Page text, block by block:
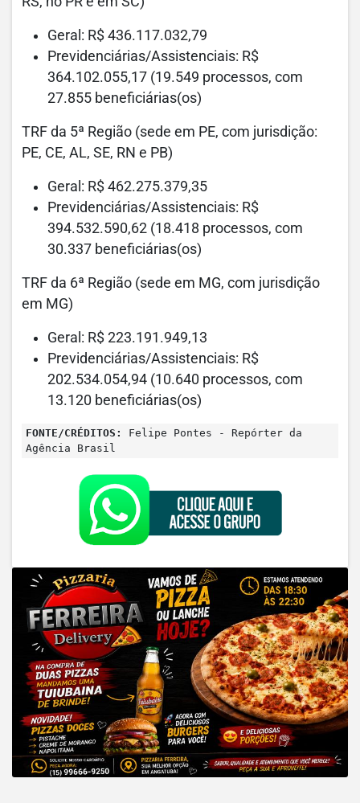
Geral: R$ 436.117.032,79
Previdenciárias/Assistenciais: R$
364.102.055,17 (19.549 processos, com
27.855 beneficiárias(os)
TRF da 5ª Região (sede em PE, com jurisdição:
PE, CE, AL, SE, RN e PB)
Geral: R$ 462.275.379,35
Previdenciárias/Assistenciais: R$
394.532.590,62 (18.418 processos, com
30.337 beneficiárias(os)
TRF da 6ª Região (sede em MG, com jurisdição
em MG)
Geral: R$ 223.191.949,13
Previdenciárias/Assistenciais: R$
202.534.054,94 (10.640 processos, com
13.120 beneficiárias(os)
FONTE/CRÉDITOS:
Felipe Pontes - Repórter da
Agência Brasil